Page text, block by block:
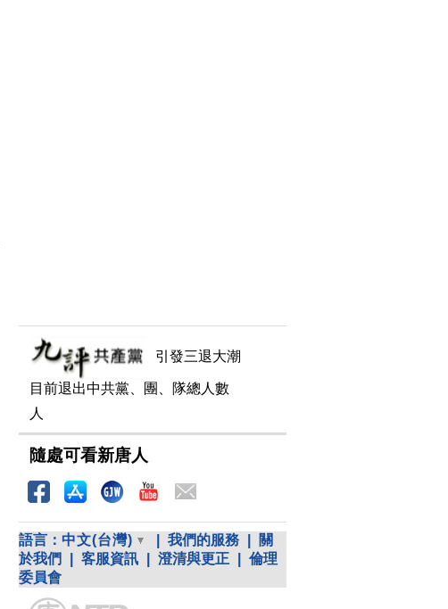
引發三退大潮
目前退出中共黨、團、隊總人數
人
隨處可看新唐人
語言： 中文(台灣) 我們的服務
關
於我們
客服資訊 澄清與更正
倫理
委員會